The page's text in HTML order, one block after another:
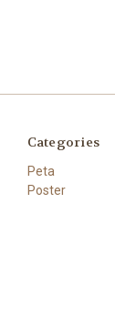
Categories
Peta
Poster